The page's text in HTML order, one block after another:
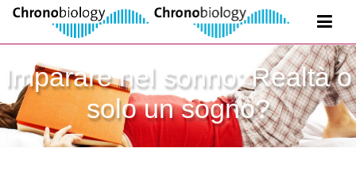
Imparare nel sonno: Realtà o
solo un sogno?